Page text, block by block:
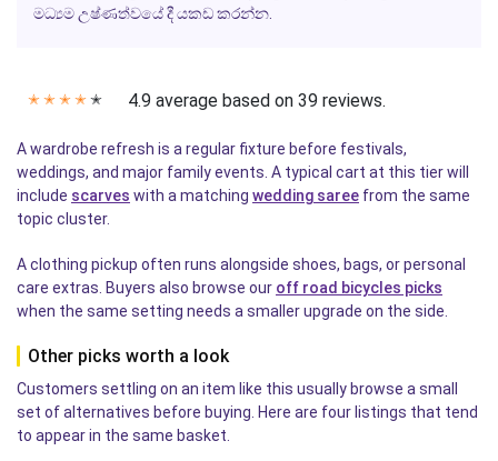
මධ්‍යම උෂ්ණත්වයේ දී යකඩ කරන්න.
✭ ✭ ✭ ✭ ✭ 4.9 average based on 39 reviews.
A wardrobe refresh is a regular fixture before festivals,
weddings, and major family events. A typical cart at this tier will
include scarves with a matching wedding saree from the same
topic cluster.
A clothing pickup often runs alongside shoes, bags, or personal
care extras. Buyers also browse our off road bicycles picks
when the same setting needs a smaller upgrade on the side.
Other picks worth a look
Customers settling on an item like this usually browse a small
set of alternatives before buying. Here are four listings that tend
to appear in the same basket.